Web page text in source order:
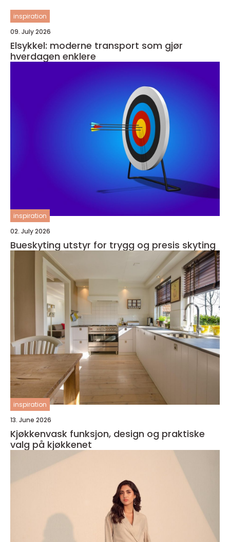
inspiration
09. July 2026
Elsykkel: moderne transport som gjør
hverdagen enklere
inspiration
02. July 2026
Bueskyting utstyr for trygg og presis skyting
inspiration
13. June 2026
Kjøkkenvask funksjon, design og praktiske
valg på kjøkkenet